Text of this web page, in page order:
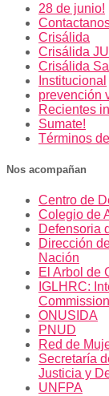
28 de junio!
Crisálida
Crisálida
Crisálida
Institucional
prevención
Recientes
Sumate!
Términos
Nos acompañan
Centro de
Colegio de
Defensoria
Dirección
Nación
El Arbol de
IGLHRC:
ONUSIDA
PNUD
Red de
Secretaría
Justicia y
UNFPA